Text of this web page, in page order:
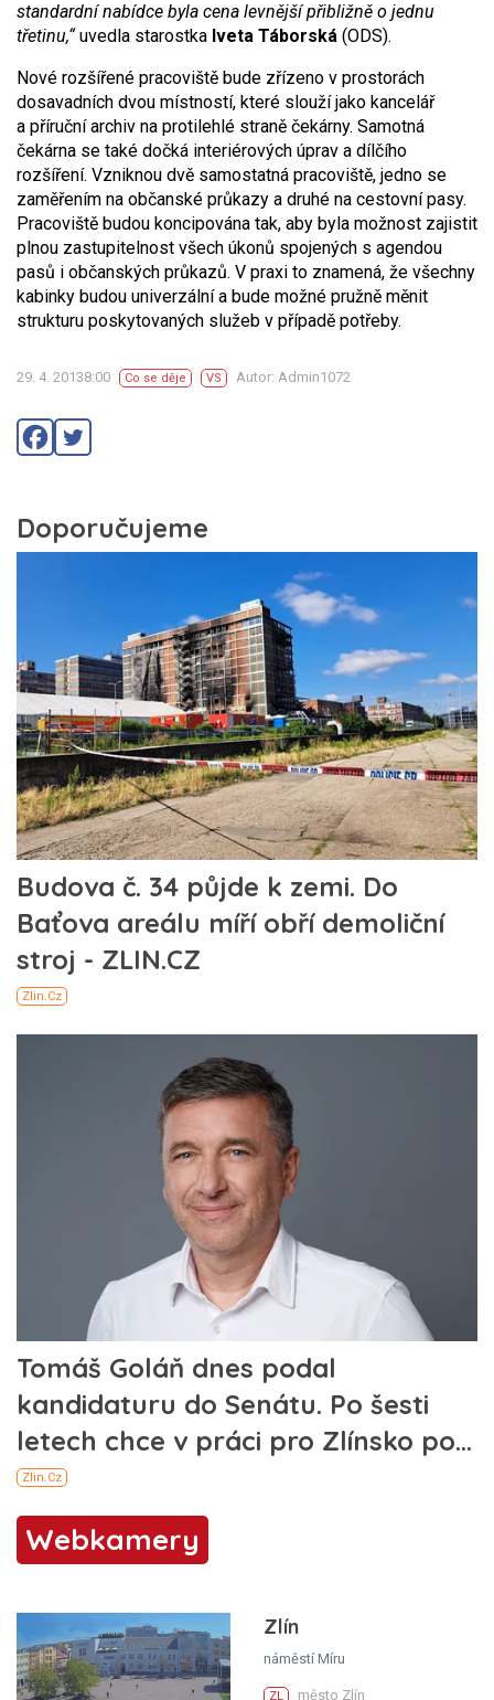
standardní nabídce byla cena levnější přibližně o jednu
třetinu,“uvedla starostka Iveta Táborská (ODS).
Nové rozšířené pracoviště bude zřízeno v prostorách
dosavadních dvou místností, které slouží jako kancelář
a příruční archiv na protilehlé straně čekárny. Samotná
čekárna se také dočká interiérových úprav a dílčího
rozšíření. Vzniknou dvě samostatná pracoviště, jedno se
zaměřením na občanské průkazy a druhé na cestovní pasy.
Pracoviště budou koncipována tak, aby byla možnost zajistit
plnou zastupitelnost všech úkonů spojených s agendou
pasů i občanských průkazů. V praxi to znamená, že všechny
kabinky budou univerzální a bude možné pružně měnit
strukturu poskytovaných služeb v případě potřeby.
29. 4. 20138:00 Co se děje VS Autor: Admin1072
Webkamery
Zlín
náměstí Míru
ZL město Zlín